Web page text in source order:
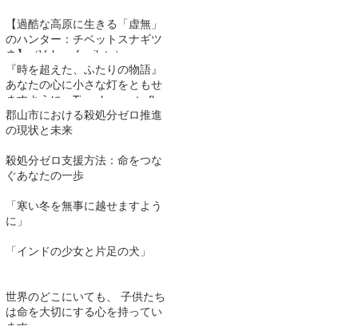
【過酷な高原に生きる「虚無」
のハンター：チベットスナギツ
ネ】（Vulpes ferrilata）
『時を超えた、ふたりの物語』
あなたの心に小さな灯をともせ
ますように。Time began to flow
again
郡山市における殺処分ゼロ推進
の現状と未来
殺処分ゼロ支援方法：命をつな
ぐあなたの一歩
「寒い冬を無事に越せますよう
に」
「インドの少女と片足の犬」
世界のどこにいても、 子供たち
は命を大切にする心を持ってい
ます。